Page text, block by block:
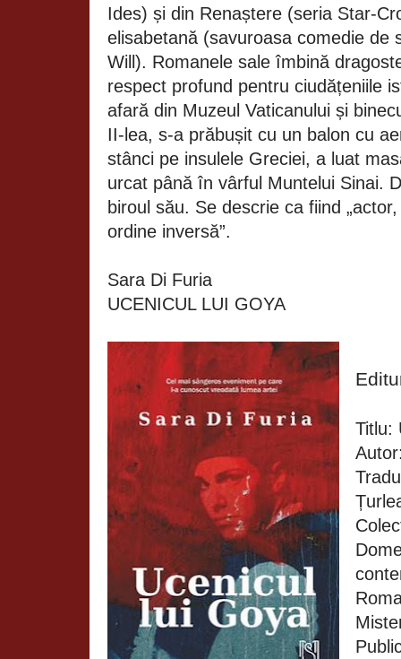
Ides) și din Renaștere (seria Star-
elisabetană (savuroasa comedie de
Will). Romanele sale îmbină
respect profund pentru ciudățeniile
afară din Muzeul Vaticanului și
II-lea, s-a prăbușit cu un balon cu
stânci pe insulele Greciei, a luat
urcat până în vârful Muntelui Sinai.
biroul său. Se descrie ca fiind
ordine inversă”.
Sara Di Furia
UCENICUL LUI GOYA
Titlu: